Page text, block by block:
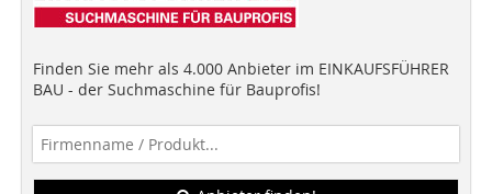
Finden Sie mehr als 4.000 Anbieter im EINKAUFSFÜHRER
BAU - der Suchmaschine für Bauprofis!